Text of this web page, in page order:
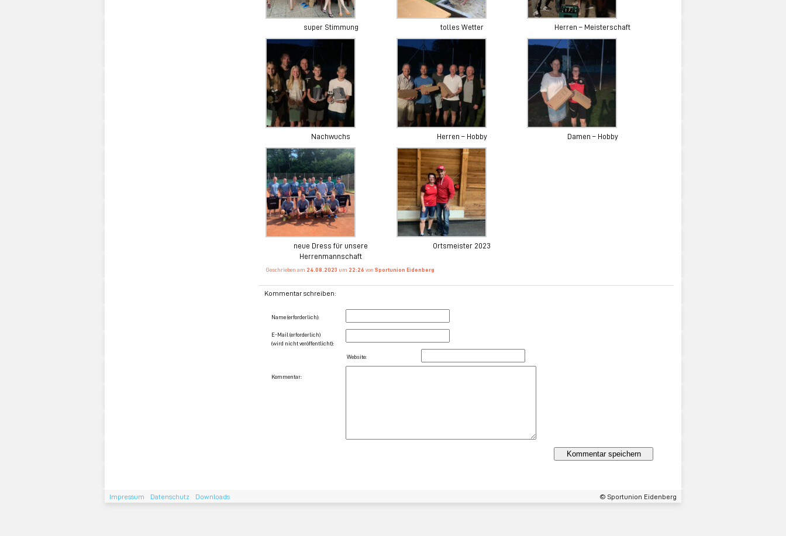
super Stimmung tolles Wetter Herren – Meisterschaft
Nachwuchs Herren – Hobby Damen – Hobby
neue Dress für unsere
Herrenmannschaft
Ortsmeister 2023
Geschrieben am 24.08.2023 um 22:26 von Sportunion Eidenberg
Kommentar schreiben:
Name (erforderlich):
E-Mail (erforderlich)
(wird nicht veröffentlicht):
Website:
Kommentar:
© Sportunion Eidenberg
Impressum Datenschutz Downloads